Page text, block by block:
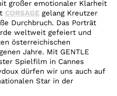
großer emotionaler Klarheit
CORSAGE gelang Kreutzer
Durchbruch. Das Porträt
weltweit gefeiert und
österreichischen
Jahre. Mit GENTLE
Spielfilm in Cannes
dürfen wir uns auch auf
Star in der